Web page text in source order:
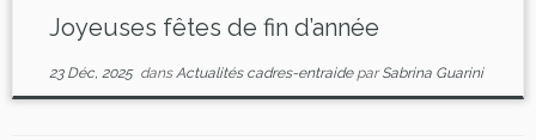
Joyeuses fêtes de fin d’année
23 Déc, 2025dansActualités cadres-entraide parSabrina Guarini